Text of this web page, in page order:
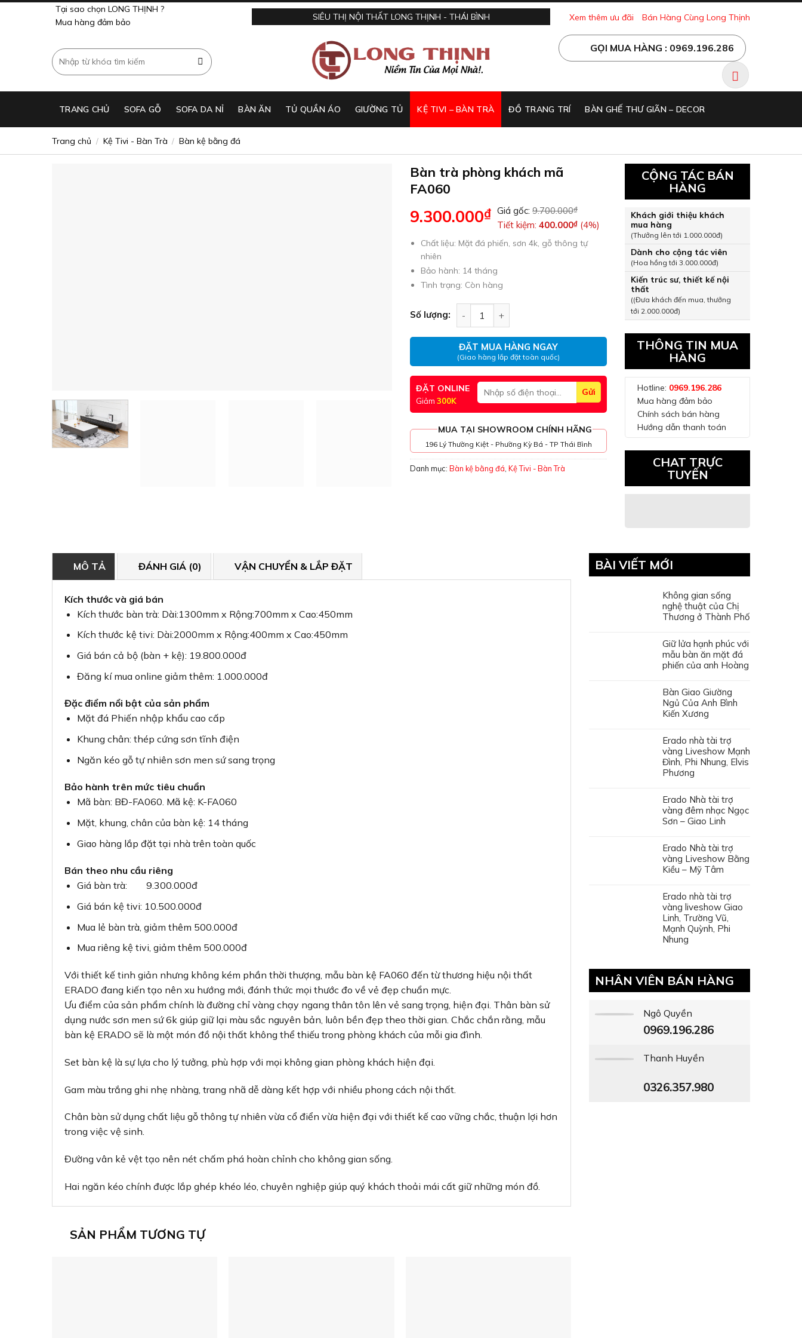
Tại sao chọn LONG THỊNH ?
Mua hàng đảm bảo
SIÊU THỊ NỘI THẤT LONG THỊNH - THÁI BÌNH Xem thêm ưu đãi Bán Hàng Cùng Long Thịnh
Tìm
kiếm:
GỌI MUA HÀNG : 0969.196.286
TRANG CHỦ SOFA GỖ SOFA DA NỈ BÀN ĂN TỦ QUẦN ÁO GIƯỜNG TỦ KỆ TIVI – BÀN TRÀ ĐỒ TRANG TRÍ BÀN GHẾ THƯ GIÃN – DECOR
Trang chủ / Kệ Tivi - Bàn Trà / Bàn kệ bằng đá
Bàn trà phòng khách mã
FA060
9.300.000₫ Giá gốc: 9.700.000₫
Tiết kiệm: 400.000₫ (4%)
Chất liệu: Mặt đá phiến, sơn 4k, gỗ thông tự
nhiên
Bảo hành: 14 tháng
Tình trạng: Còn hàng
Số lượng: Bàn trà phòng khách mã FA060 số lượng
ĐẶT MUA HÀNG NGAY
(Giao hàng lắp đặt toàn quốc)
ĐẶT ONLINE
Giảm 300K
MUA TẠI SHOWROOM CHÍNH HÃNG
196 Lý Thường Kiệt - Phường Kỳ Bá - TP Thái Bình
Danh mục: Bàn kệ bằng đá Kệ Tivi - Bàn Trà
CỘNG TÁC BÁN
HÀNG
Khách giới thiệu khách
mua hàng
(Thưởng lên tới 1.000.000đ)
Dành cho cộng tác viên
(Hoa hồng tới 3.000.000đ)
Kiến trúc sư, thiết kế nội
thất
((Đưa khách đến mua, thưởng
tới 2.000.000đ)
THÔNG TIN MUA
HÀNG
Hotline: 0969.196.286
Mua hàng đảm bảo
Chính sách bán hàng
Hướng dẫn thanh toán
CHAT TRỰC
TUYẾN
MÔ TẢ ĐÁNH GIÁ (0) VẬN CHUYỂN & LẮP ĐẶT
Kích thước và giá bán
Kích thước bàn trà: Dài:1300mm x Rộng:700mm x Cao:450mm
Kích thước kệ tivi: Dài:2000mm x Rộng:400mm x Cao:450mm
Giá bán cả bộ (bàn + kệ): 19.800.000đ
Đăng kí mua online giảm thêm: 1.000.000đ
Đặc điểm nổi bật của sản phẩm
Mặt đá Phiến nhập khẩu cao cấp
Khung chân: thép cứng sơn tĩnh điện
Ngăn kéo gỗ tự nhiên sơn men sứ sang trọng
Bảo hành trên mức tiêu chuẩn
Mã bàn: BĐ-FA060. Mã kệ: K-FA060
Mặt, khung, chân của bàn kệ: 14 tháng
Giao hàng lắp đặt tại nhà trên toàn quốc
Bán theo nhu cầu riêng
Giá bàn trà: 9.300.000đ
Giá bán kệ tivi: 10.500.000đ
Mua lẻ bàn trà, giảm thêm 500.000đ
Mua riêng kệ tivi, giảm thêm 500.000đ
Với thiết kế tinh giản nhưng không kém phần thời thượng, mẫu bàn kệ FA060 đến từ thương hiệu nội thất
ERADO đang kiến tạo nên xu hướng mới, đánh thức mọi thước đo về vẻ đẹp chuẩn mực.
Ưu điểm của sản phẩm chính là đường chỉ vàng chạy ngang thân tôn lên vẻ sang trọng, hiện đại. Thân bàn sử
dụng nước sơn men sứ 6k giúp giữ lại màu sắc nguyên bản, luôn bền đẹp theo thời gian. Chắc chắn rằng, mẫu
bàn kệ ERADO sẽ là một món đồ nội thất không thể thiếu trong phòng khách của mỗi gia đình.
Set bàn kệ là sự lựa cho lý tưởng, phù hợp với mọi không gian phòng khách hiện đại.
Gam màu trắng ghi nhẹ nhàng, trang nhã dễ dàng kết hợp với nhiều phong cách nội thất.
Chân bàn sử dụng chất liệu gỗ thông tự nhiên vừa cổ điển vừa hiện đại với thiết kế cao vững chắc, thuận lợi hơn
trong việc vệ sinh.
Đường vân kẻ vệt tạo nên nét chấm phá hoàn chỉnh cho không gian sống.
Hai ngăn kéo chính được lắp ghép khéo léo, chuyên nghiệp giúp quý khách thoải mái cất giữ những món đồ.
SẢN PHẨM TƯƠNG TỰ
BÀI VIẾT MỚI
Không gian sống
nghệ thuật của Chị
Thương ở Thành Phố
Giữ lửa hạnh phúc với
mẫu bàn ăn mặt đá
phiến của anh Hoàng
Bàn Giao Giường
Ngủ Của Anh Bình
Kiến Xương
Erado nhà tài trợ
vàng Liveshow Mạnh
Đình, Phi Nhung, Elvis
Phương
Erado Nhà tài trợ
vàng đêm nhạc Ngọc
Sơn – Giao Linh
Erado Nhà tài trợ
vàng Liveshow Bằng
Kiều – Mỹ Tâm
Erado nhà tài trợ
vàng liveshow Giao
Linh, Trường Vũ,
Mạnh Quỳnh, Phi
Nhung
NHÂN VIÊN BÁN HÀNG
Ngô Quyền
0969.196.286
Thanh Huyền
0326.357.980